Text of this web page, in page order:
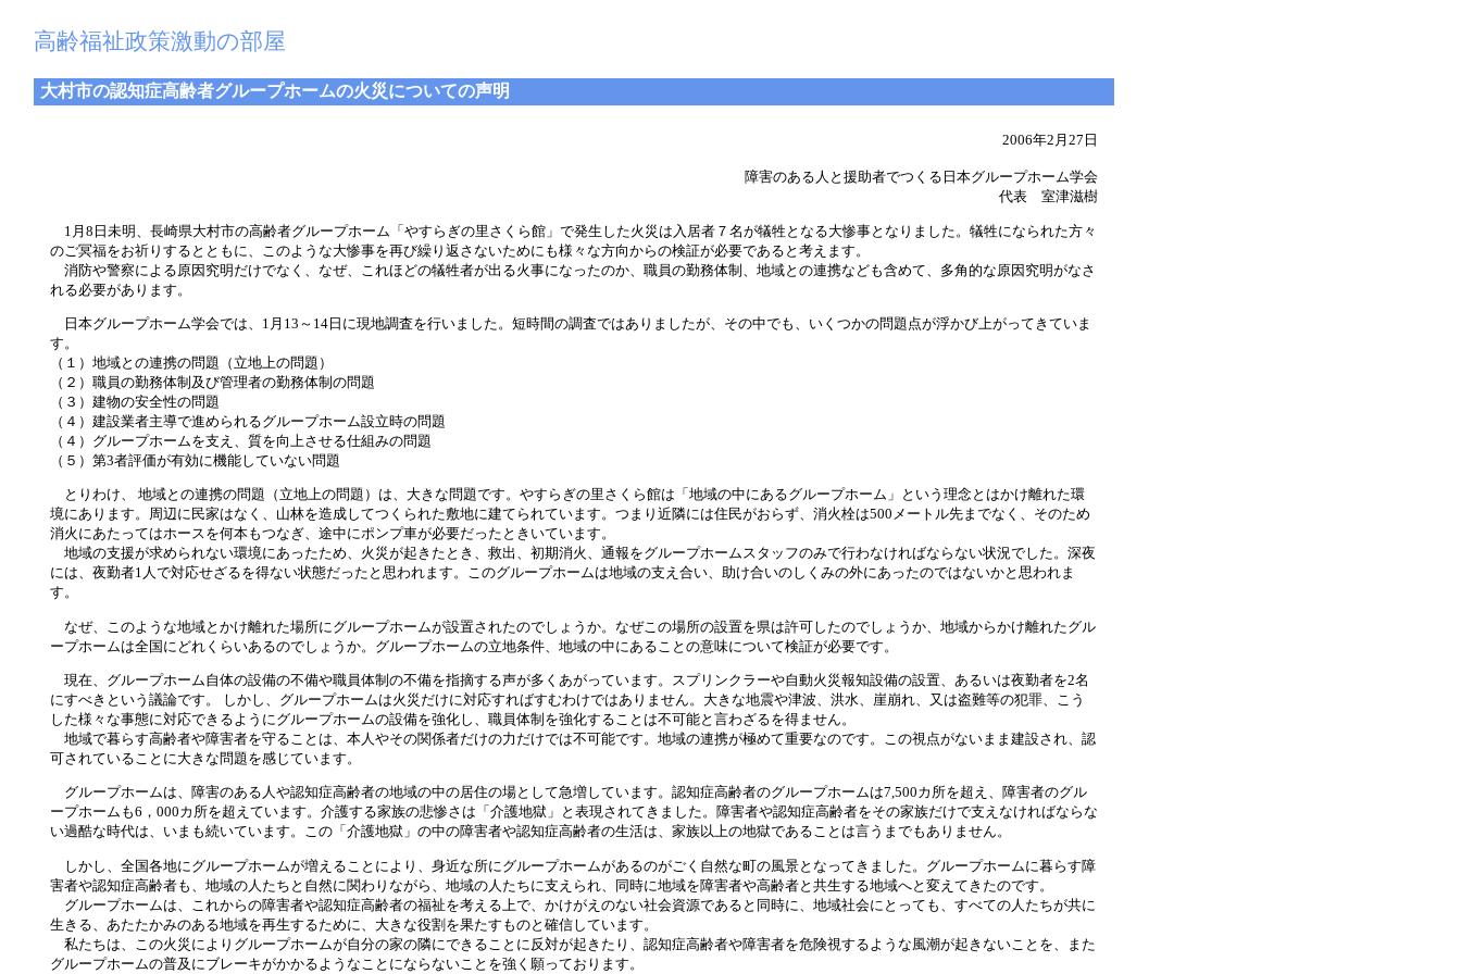
高齢福祉政策激動の部屋
大村市の認知症高齢者グループホームの火災についての声明
2006年2月27日
障害のある人と援助者でつくる日本グループホーム学会
代表 室津滋樹
1月8日未明、長崎県大村市の高齢者グループホーム「やすらぎの里さくら館」で発生した火災は入居者７名が犠牲となる大惨事となりました。犠牲になられた方々
のご冥福をお祈りするとともに、このような大惨事を再び繰り返さないためにも様々な方向からの検証が必要であると考えます。
消防や警察による原因究明だけでなく、なぜ、これほどの犠牲者が出る火事になったのか、職員の勤務体制、地域との連携なども含めて、多角的な原因究明がなさ
れる必要があります。
日本グループホーム学会では、1月13～14日に現地調査を行いました。短時間の調査ではありましたが、その中でも、いくつかの問題点が浮かび上がってきていま
す。
（１）地域との連携の問題（立地上の問題）
（２）職員の勤務体制及び管理者の勤務体制の問題
（３）建物の安全性の問題
（４）建設業者主導で進められるグループホーム設立時の問題
（４）グループホームを支え、質を向上させる仕組みの問題
（５）第3者評価が有効に機能していない問題
とりわけ、 地域との連携の問題（立地上の問題）は、大きな問題です。やすらぎの里さくら館は「地域の中にあるグループホーム」という理念とはかけ離れた環
境にあります。周辺に民家はなく、山林を造成してつくられた敷地に建てられています。つまり近隣には住民がおらず、消火栓は500メートル先までなく、そのため
消火にあたってはホースを何本もつなぎ、途中にポンプ車が必要だったときいています。
地域の支援が求められない環境にあったため、火災が起きたとき、救出、初期消火、通報をグループホームスタッフのみで行わなければならない状況でした。深夜
には、夜勤者1人で対応せざるを得ない状態だったと思われます。このグループホームは地域の支え合い、助け合いのしくみの外にあったのではないかと思われま
す。
なぜ、このような地域とかけ離れた場所にグループホームが設置されたのでしょうか。なぜこの場所の設置を県は許可したのでしょうか、地域からかけ離れたグル
ープホームは全国にどれくらいあるのでしょうか。グループホームの立地条件、地域の中にあることの意味について検証が必要です。
現在、グループホーム自体の設備の不備や職員体制の不備を指摘する声が多くあがっています。スプリンクラーや自動火災報知設備の設置、あるいは夜勤者を2名
にすべきという議論です。 しかし、グループホームは火災だけに対応すればすむわけではありません。大きな地震や津波、洪水、崖崩れ、又は盗難等の犯罪、こう
した様々な事態に対応できるようにグループホームの設備を強化し、職員体制を強化することは不可能と言わざるを得ません。
地域で暮らす高齢者や障害者を守ることは、本人やその関係者だけの力だけでは不可能です。地域の連携が極めて重要なのです。この視点がないまま建設され、認
可されていることに大きな問題を感じています。
グループホームは、障害のある人や認知症高齢者の地域の中の居住の場として急増しています。認知症高齢者のグループホームは7,500カ所を超え、障害者のグル
ープホームも6，000カ所を超えています。介護する家族の悲惨さは「介護地獄」と表現されてきました。障害者や認知症高齢者をその家族だけで支えなければならな
い過酷な時代は、いまも続いています。この「介護地獄」の中の障害者や認知症高齢者の生活は、家族以上の地獄であることは言うまでもありません。
しかし、全国各地にグループホームが増えることにより、身近な所にグループホームがあるのがごく自然な町の風景となってきました。グループホームに暮らす障
害者や認知症高齢者も、地域の人たちと自然に関わりながら、地域の人たちに支えられ、同時に地域を障害者や高齢者と共生する地域へと変えてきたのです。
グループホームは、これからの障害者や認知症高齢者の福祉を考える上で、かけがえのない社会資源であると同時に、地域社会にとっても、すべての人たちが共に
生きる、あたたかみのある地域を再生するために、大きな役割を果たすものと確信しています。
私たちは、この火災によりグループホームが自分の家の隣にできることに反対が起きたり、認知症高齢者や障害者を危険視するような風潮が起きないことを、また
グループホームの普及にブレーキがかかるようなことにならないことを強く願っております。